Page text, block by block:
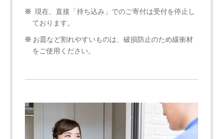
現在、直接「持ち込み」でのご寄付は受付を停止し
ております。
お皿など割れやすいものは、破損防止のため緩衝材
をご使用ください。